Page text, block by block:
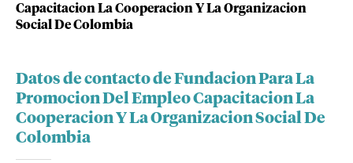
Capacitacion La Cooperacion Y La Organizacion
Social De Colombia
Datos de contacto de Fundacion Para La
Promocion Del Empleo Capacitacion La
Cooperacion Y La Organizacion Social De
Colombia